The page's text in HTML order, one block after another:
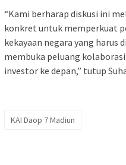
“Kami berharap diskusi ini
konkret untuk memperkuat
kekayaan negara yang
membuka peluang
investor ke depan,” tutup
KAI Daop 7 Madiun